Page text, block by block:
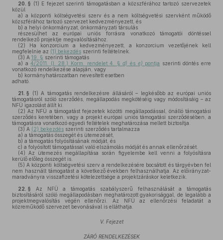
20. § (1) E fejezet szerinti támogatásban a közszférához tartozó szervezetek
közül
a) a központi költségvetési szerv és a nem költségvetési szervként működő
közszférához tartozó szervezet kedvezményezett, és
b) a helyi önkormányzat, önkormányzati társulás
részesülhet az európai uniós forrásra vonatkozó támogatói döntéssel
rendelkező projektje megvalósításához.
(2) Ha konzorcium a kedvezményezett, a konzorcium vezetőjének kell
megfelelnie az (1) bekezdés szerinti feltételnek.
(3) A 19. § szerinti támogatás
a) a4/2011. (I. 28.) Korm. rendelet 4. §d) és e) pontja szerinti döntés erre
vonatkozó rendelkezése alapján, vagy
b) kormányhatározatban nevesített esetben
adható.
21. § (1) A támogatás rendelkezésre állásáról – legkésőbb az európai uniós
támogatásról szóló szerződés, megállapodás megkötéséig vagy módosításáig – az
NFÜ igazolást állít ki.
(2) Az NFÜ a támogatást fejezetek közötti megállapodással, önálló támogatási
szerződés keretében, vagy a projekt európai uniós támogatási szerződésében, a
támogatásra vonatkozó egyedi feltételek meghatározása mellett biztosítja.
(3) A (2) bekezdés szerinti szerződés tartalmazza
a) a támogatás összegét és ütemezését,
b) a támogatás folyósításának módját, és
c) a folyósított támogatással való elszámolás módját és annak ellenőrzését.
(4) Az ütemezés megállapítása során figyelembe kell venni a folyósításra
kerülő előleg összegét is.
(5) A központi költségvetési szerv a rendelkezésére bocsátott és tárgyévben fel
nem használt támogatást a következő években felhasználhatja. Az előirányzat-
maradványra visszafizetési kötelezettsége a projektzáráskor keletkezik.
22. § Az NFÜ a támogatás szabályszerű felhasználását a támogatás
biztosításáról szóló megállapodásban meghatározott gyakorisággal, de legalább a
projektmegvalósítás végén ellenőrzi. Az NFÜ az ellenőrzési feladatát a
közreműködő szervezet bevonásával is elláthatja.
V. Fejezet
ZÁRÓ RENDELKEZÉSEK